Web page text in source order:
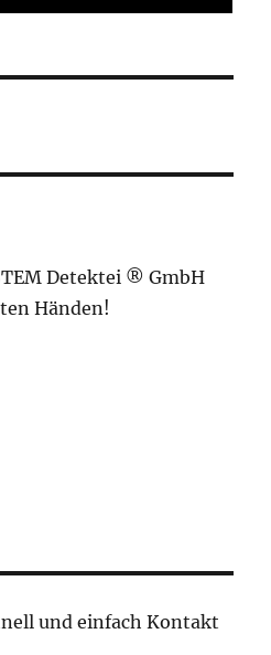
Detektei ® GmbH
Händen!
und einfach Kontakt